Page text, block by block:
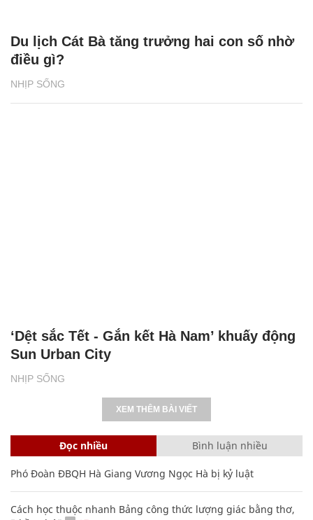
NHỊP SỐNG
Du lịch Cát Bà tăng trưởng hai con số nhờ
điều gì?
NHỊP SỐNG
‘Dệt sắc Tết - Gắn kết Hà Nam’ khuấy động
Sun Urban City
XEM THÊM BÀI VIẾT
Đọc nhiều Bình luận nhiều
Phó Đoàn ĐBQH Hà Giang Vương Ngọc Hà bị kỷ luật
Cách học thuộc nhanh Bảng công thức lượng giác bằng thơ,